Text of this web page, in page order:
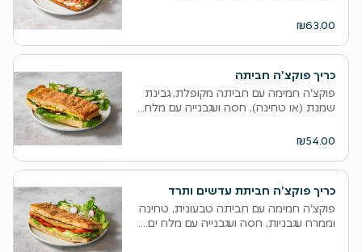
₪63.00
כריך פוקצ'ה חביתה
פוקצ'ה חמימה עם חביתה מקופלת, גבינת
שמנת (או טחינה), חסה ועגבנייה עם מלח...
₪54.00
כריך פוקצ'ה חביתת עדשים ותרד
פוקצ'ה חמימה עם חביתה טבעונית, טחינה
וממרח עגבניות, חסה ועגבנייה עם מלח ים....